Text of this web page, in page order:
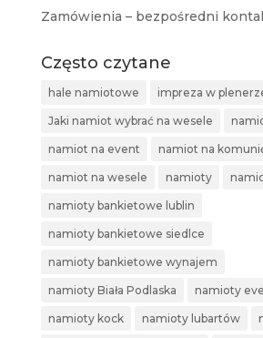
Zamówienia – bezpośredni
Często czytane
hale namiotowe impreza w
Jaki namiot wybrać na wesele
namiot na event namiot na
namiot na wesele namioty
namioty bankietowe lublin
namioty bankietowe siedlce
namioty bankietowe wynajem
namioty Biała Podlaska namioty
namioty kock namioty lubartów